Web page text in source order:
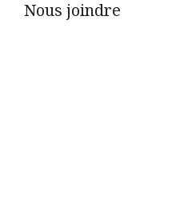
Nous joindre